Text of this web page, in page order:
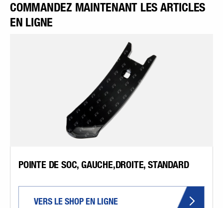
COMMANDEZ MAINTENANT LES ARTICLES
EN LIGNE
POINTE DE SOC, GAUCHE,DROITE, STANDARD
VERS LE SHOP EN LIGNE